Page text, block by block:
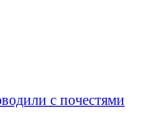
с почестями